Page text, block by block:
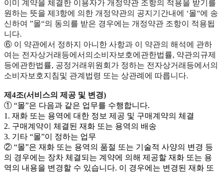
이미 계약을 체결한 이용자가 개정약관 조항의 적용을 받기를
원하는 뜻을 제3항에 의한 개정약관의 공지기간내에 ‘몰“에 송
신하여 ”몰“의 동의를 받은 경우에는 개정약관 조항이 적용됩
니다.
⑥ 이 약관에서 정하지 아니한 사항과 이 약관의 해석에 관하
여는 전자상거래등에서의소비자보호에관한법률, 약관의규제
등에관한법률, 공정거래위원회가 정하는 전자상거래등에서의
소비자보호지침및 관계법령 또는 상관례에 따릅니다.
제4조(서비스의 제공 및 변경)
① “몰”은 다음과 같은 업무를 수행합니다.
1. 재화 또는 용역에 대한 정보 제공 및 구매계약의 체결
2. 구매계약이 체결된 재화 또는 용역의 배송
3. 기타 “몰”이 정하는 업무
② “몰”은 재화 또는 용역의 품절 또는 기술적 사양의 변경 등
의 경우에는 장차 체결되는 계약에 의해 제공할 재화 또는 용
역의 내용을 변경할 수 있습니다. 이 경우에는 변경된 재화 또